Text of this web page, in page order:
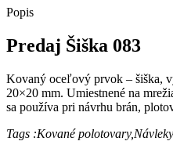
Popis
Predaj Šiška 083
Kovaný oceľový prvok – šiška,
20×20 mm. Umiestnené na
sa používa pri návrhu brán,
Tags :Kované